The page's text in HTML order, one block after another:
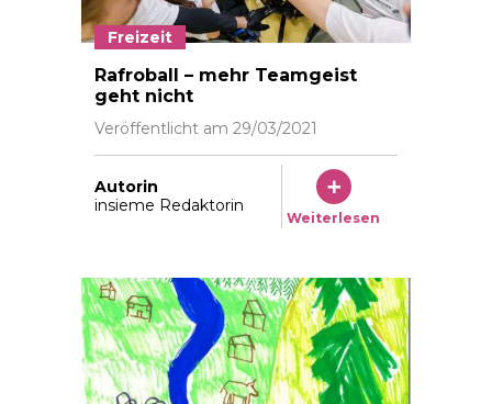
Freizeit
Rafroball – mehr Teamgeist
geht nicht
Veröffentlicht am 29/03/2021
Autorin
insieme Redaktorin
Weiterlesen